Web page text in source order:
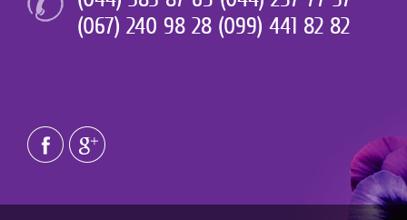
(067) 240 98 28 (099) 441 82 82